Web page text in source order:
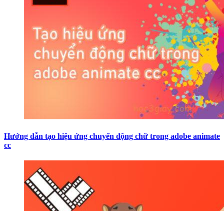
Hướng dẫn tạo hiệu ứng chuyển động chữ trong adobe animate
cc